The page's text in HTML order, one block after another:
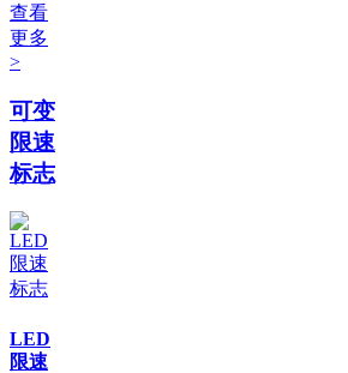
查看
更多
>
可变
限速
标志
LED
限速